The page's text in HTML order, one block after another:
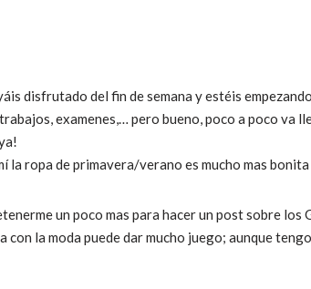
disfrutado del fin de semana y estéis
examenes,… pero bueno, poco a poco va
la ropa de primavera/verano es mucho mas
un poco mas para hacer un post sobre los
con la moda puede dar mucho juego; aunque